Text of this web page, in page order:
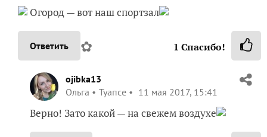
Огород — вот наш спортзал
Ответить ✿ 1 Спасибо!
ojibka13
Ольга
Туапсе 11 мая 2017, 15:41
Верно! Зато какой — на свежем воздухе